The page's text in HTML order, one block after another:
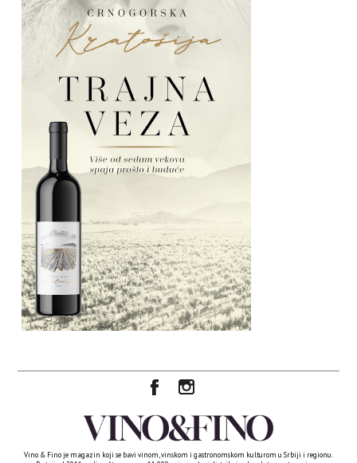
Vino & Fino je magazin koji se bavi vinom, vinskom i gastronomskom kulturom u Srbiji i regionu.